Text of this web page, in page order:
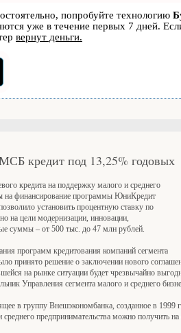
попробуйте технологию
уже в течение первых 7 дней.
вернут деньги.
кредит под 13,25% годовых
кредита на поддержку малого и среднего
на финансирование программы ЮниКредит
установить процентную ставку по
на цели модернизации, инновации,
суммы – от 500 тыс. до 47 млн рублей.
программ кредитования компаний сегмента
принято решение о заключении нового
на рынке ситуации будет чрезвычайно
Управления сегмента малого и среднего
в группу Внешэкономбанка, созданное в 1999
предпринимательства можно получить